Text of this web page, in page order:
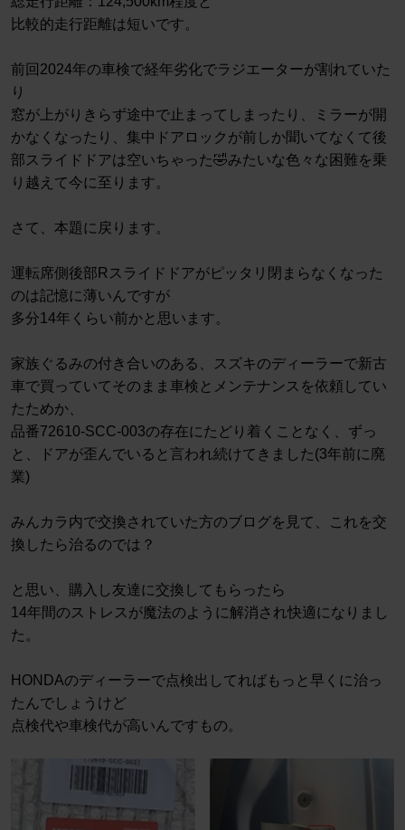
比較的走行距離は短いです。
前回2024年の車検で経年劣化でラジエーターが割れていた
り
窓が上がりきらず途中で止まってしまったり、ミラーが開
かなくなったり、集中ドアロックが前しか聞いてなくて後
部スライドドアは空いちゃった🤣みたいな色々な困難を乗
り越えて今に至ります。
さて、本題に戻ります。
運転席側後部Rスライドドアがピッタリ閉まらなくなった
のは記憶に薄いんですが
多分14年くらい前かと思います。
家族ぐるみの付き合いのある、スズキのディーラーで新古
車で買っていてそのまま車検とメンテナンスを依頼してい
たためか、
品番72610-SCC-003の存在にたどり着くことなく、ずっ
と、ドアが歪んでいると言われ続けてきました(3年前に廃
業)
みんカラ内で交換されていた方のブログを見て、これを交
換したら治るのでは？
と思い、購入し友達に交換してもらったら
14年間のストレスが魔法のように解消され快適になりまし
た。
HONDAのディーラーで点検出してればもっと早くに治っ
たんでしょうけど
点検代や車検代が高いんですもの。